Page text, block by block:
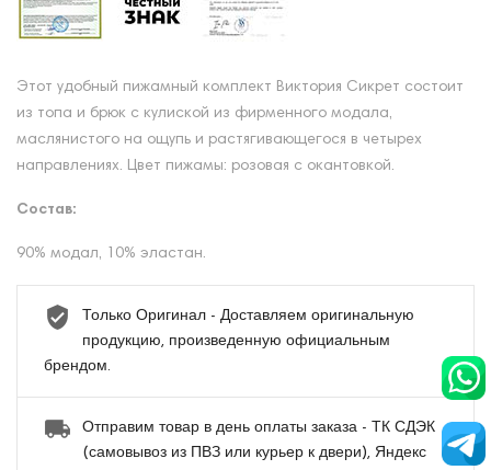
Этот удобный пижамный комплект Виктория Сикрет состоит
из топа и брюк с кулиской из фирменного модала,
маслянистого на ощупь и растягивающегося в четырех
направлениях. Цвет пижамы: розовая с окантовкой.
Состав:
90% модал, 10% эластан.
Только Оригинал - Доставляем оригинальную
продукцию, произведенную официальным
брендом.
Отправим товар в день оплаты заказа - ТК СДЭК
(самовывоз из ПВЗ или курьер к двери), Яндекс